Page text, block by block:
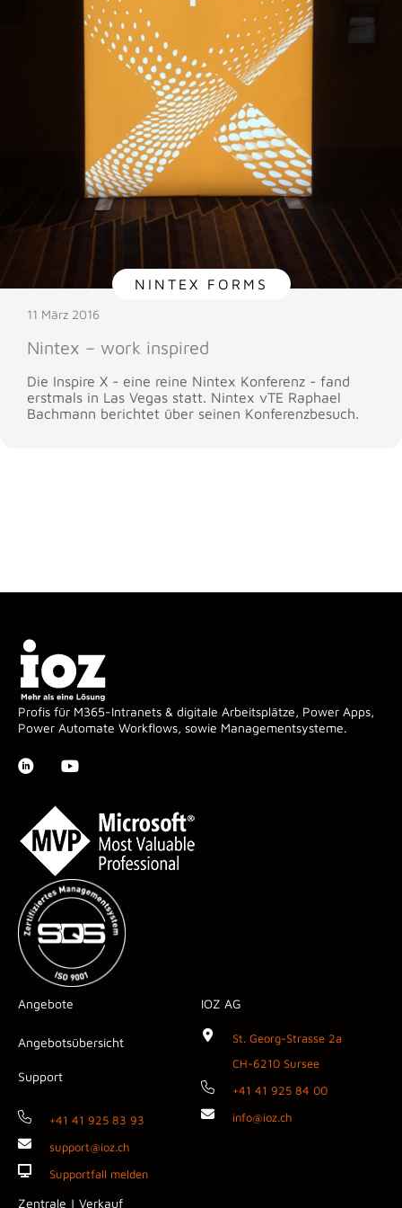
NINTEX FORMS
11 März 2016
Nintex – work inspired
Die Inspire X - eine reine Nintex Konferenz - fand
erstmals in Las Vegas statt. Nintex vTE Raphael
Bachmann berichtet über seinen Konferenzbesuch.
Profis für M365-Intranets & digitale Arbeitsplätze, Power Apps,
Power Automate Workflows, sowie Managementsysteme.
Angebote
Angebotsübersicht
Support
+41 41 925 83 93
support@ioz.ch
Supportfall melden
Zentrale | Verkauf
IOZ AG
St. Georg-Strasse 2a
CH-6210 Sursee
+41 41 925 84 00
info@ioz.ch